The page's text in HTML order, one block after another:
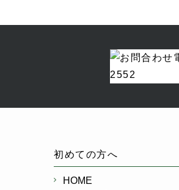
初めての方へ
HOME